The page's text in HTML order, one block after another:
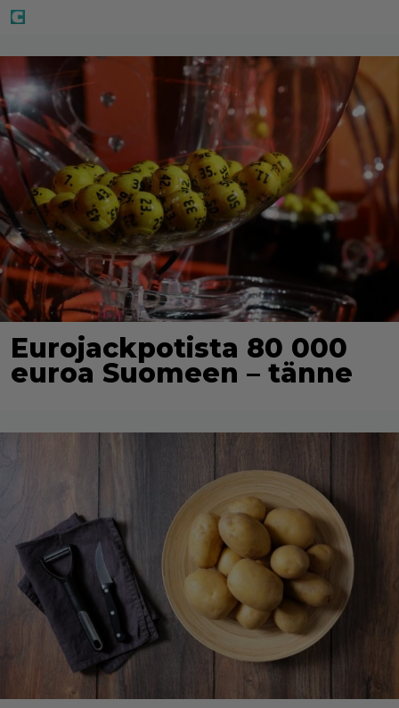
Eurojackpotista 80 000
euroa Suomeen – tänne